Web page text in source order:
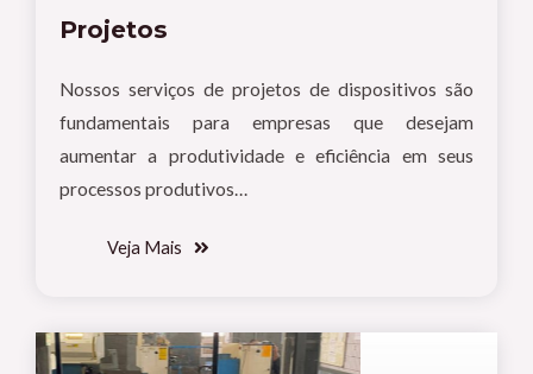
Projetos
Nossos serviços de projetos de dispositivos são
fundamentais para empresas que desejam
aumentar a produtividade e eficiência em seus
processos produtivos…
Veja Mais